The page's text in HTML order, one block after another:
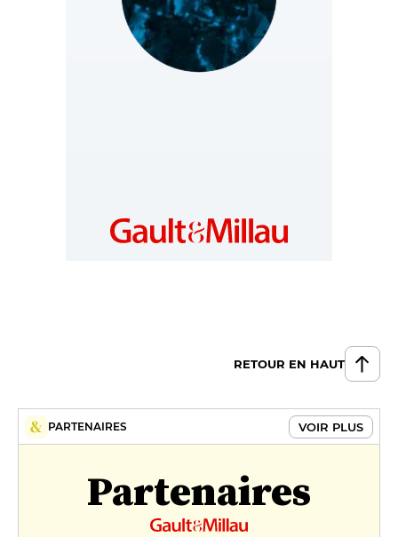
RETOUR EN HAUT
PARTENAIRES VOIR PLUS
Partenaires